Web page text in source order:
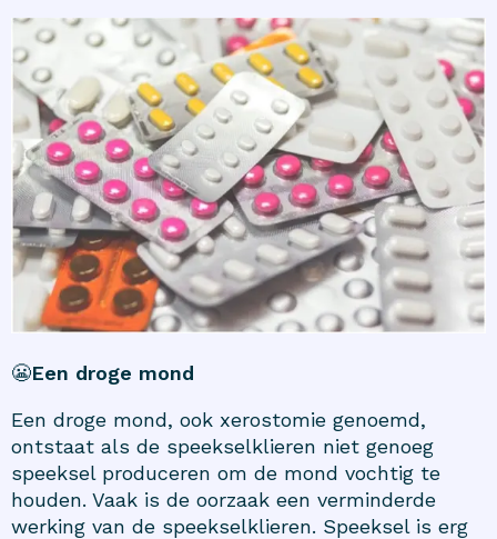
😬Een droge mond
Een droge mond, ook xerostomie genoemd,
ontstaat als de speekselklieren niet genoeg
speeksel produceren om de mond vochtig te
houden. Vaak is de oorzaak een verminderde
werking van de speekselklieren. Speeksel is erg